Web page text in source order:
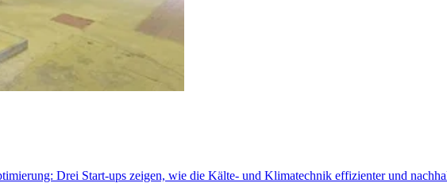
Drei Start-ups zeigen, wie die Kälte- und Klimatechnik effizienter und